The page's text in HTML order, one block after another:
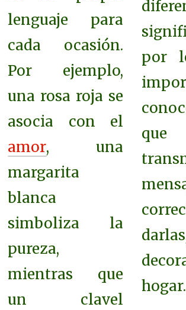
lenguaje para
cada ocasión.
Por ejemplo,
una rosa roja se
asocia con el
amor, una
margarita
blanca
simboliza la
pureza,
mientras que
un clavel
por
que
hogar.